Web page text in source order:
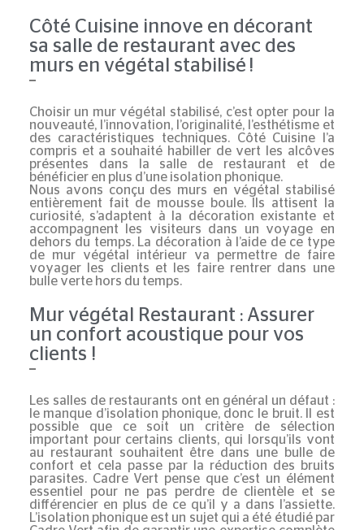
Côté Cuisine innove en décorant
sa salle de restaurant avec des
murs en végétal stabilisé !
Choisir un mur végétal stabilisé, c’est opter pour la
nouveauté, l’innovation, l’originalité, l’esthétisme et
des caractéristiques techniques. Côté Cuisine l’a
compris et a souhaité habiller de vert les alcôves
présentes dans la salle de restaurant et de
bénéficier en plus d’une isolation phonique.
Nous avons conçu des murs en végétal stabilisé
entièrement fait de mousse boule. Ils attisent la
curiosité, s’adaptent à la décoration existante et
accompagnent les visiteurs dans un voyage en
dehors du temps. La décoration à l’aide de ce type
de mur végétal intérieur va permettre de faire
voyager les clients et les faire rentrer dans une
bulle verte hors du temps.
Mur végétal Restaurant : Assurer
un confort acoustique pour vos
clients !
Les salles de restaurants ont en général un défaut :
le manque d’isolation phonique, donc le bruit. Il est
possible que ce soit un critère de sélection
important pour certains clients, qui lorsqu’ils vont
au restaurant souhaitent être dans une bulle de
confort et cela passe par la réduction des bruits
parasites. Cadre Vert pense que c’est un élément
essentiel pour ne pas perdre de clientèle et se
différencier en plus de ce qu’il y a dans l’assiette.
L’isolation phonique est un sujet qui a été étudié par